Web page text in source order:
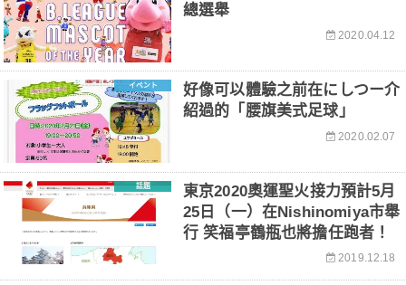
總選舉
2020.04.12
イベント
好像可以體驗之前在にしつー介
紹過的「腰旗美式足球」
2020.02.07
話題
東京2020奧運聖火接力預計5月
25日（一）在Nishinomiya市舉
行 笑福亭鶴瓶也將擔任跑者！
2019.12.18